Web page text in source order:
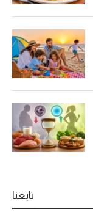
تابعنا